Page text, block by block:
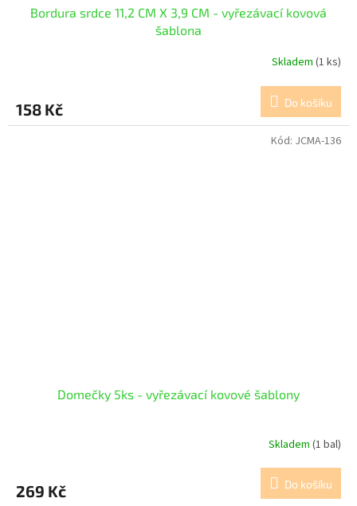
Bordura srdce 11,2 CM X 3,9 CM - vyřezávací kovová
šablona
Skladem (1 ks)
158 Kč Do košíku
Domečky 5ks - vyřezávací kovové šablony
Skladem (1 bal)
269 Kč Do košíku
Kód: JCMA-136